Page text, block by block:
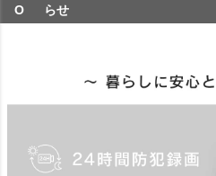
O
らせ